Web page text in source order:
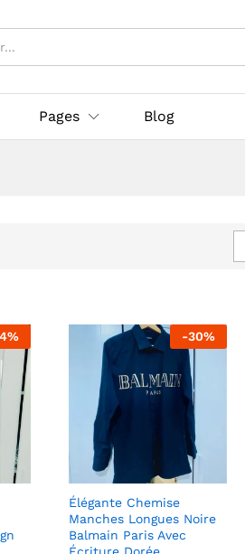
Pages Blog
% -30%
Élégante Chemise
Manches Longues Noire
Balmain Paris Avec